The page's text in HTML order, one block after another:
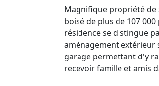
Magnifique propriété
boisé de plus de 107
résidence se distingue
aménagement extérieur
garage permettant d'y
recevoir famille et amis